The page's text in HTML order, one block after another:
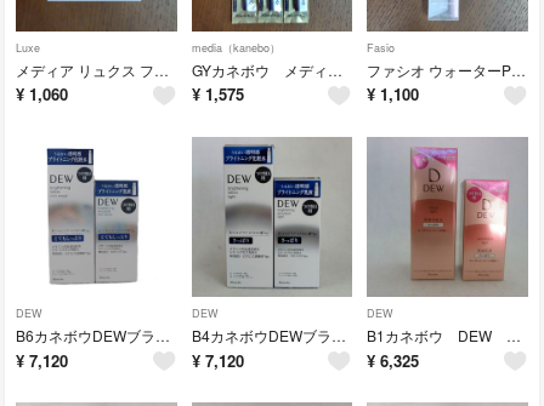
Luxe
メディア リュクス フェイスパウダー レフィル(14g)
¥ 1,060
media（kanebo）
GYカネボウ メディア アイブロウペンシル グレー 3本セット
¥ 1,575
Fasio
ファシオ ウォーターPアイブロウ(細芯)002ブラウン
¥ 1,100
DEW
B6カネボウDEWブライトニングローション&エマルジョンとてもしっとり付け替え用
¥ 7,120
DEW
B4カネボウDEWブライトニング ローション&エマルジョン さっぱり 付け替え用
¥ 7,120
DEW
B1カネボウ DEW ローション&エマルジョン さっぱり 付け替え用
¥ 6,325